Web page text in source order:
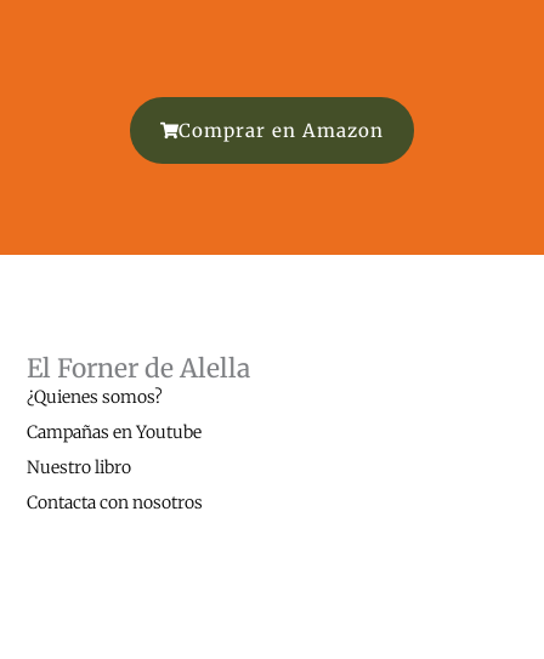
Comprar en Amazon
El Forner de Alella
¿Quienes somos?
Campañas en Youtube
Nuestro libro
Contacta con nosotros